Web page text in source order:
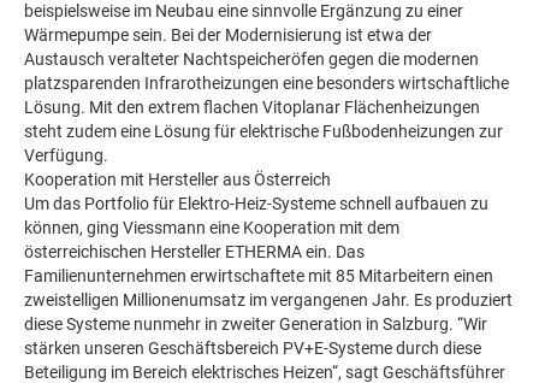
beispielsweise im Neubau eine sinnvolle Ergänzung zu einer
Wärmepumpe sein. Bei der Modernisierung ist etwa der
Austausch veralteter Nachtspeicheröfen gegen die modernen
platzsparenden Infrarotheizungen eine besonders wirtschaftliche
Lösung. Mit den extrem flachen Vitoplanar Flächenheizungen
steht zudem eine Lösung für elektrische Fußbodenheizungen zur
Verfügung.
Kooperation mit Hersteller aus Österreich
Um das Portfolio für Elektro-Heiz-Systeme schnell aufbauen zu
können, ging Viessmann eine Kooperation mit dem
österreichischen Hersteller ETHERMA ein. Das
Familienunternehmen erwirtschaftete mit 85 Mitarbeitern einen
zweistelligen Millionenumsatz im vergangenen Jahr. Es produziert
diese Systeme nunmehr in zweiter Generation in Salzburg. “Wir
stärken unseren Geschäftsbereich PV+E-Systeme durch diese
Beteiligung im Bereich elektrisches Heizen“, sagt Geschäftsführer